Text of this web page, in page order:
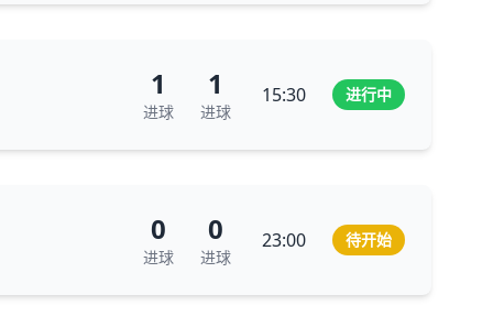
1
进球
1
进球
15:30 进行中
0
进球
0
进球
23:00 待开始